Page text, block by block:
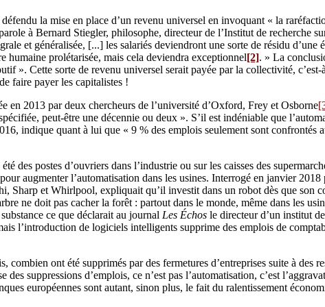
la mise en place d’un revenu universel en invoquant « la
à Bernard Stiegler, philosophe, directeur de l’Institut de recherche
et généralisée, [...] les salariés deviendront une sorte de résidu
humaine prolétarisée, mais cela deviendra exceptionnel[2]. » La
». Cette sorte de revenu universel serait payée par la collectivité,
faire payer les capitalistes !
en 2013 par deux chercheurs de l’université d’Oxford, Frey et Osborne
peut-être une décennie ou deux ». S’il est indéniable que
indique quant à lui que « 9 % des emplois seulement sont
des postes d’ouvriers dans l’industrie ou sur les caisses des
augmenter l’automatisation dans les usines. Interrogé en janvier
Sharp et Whirlpool, expliquait qu’il investit dans un robot dès que son
ne doit pas cacher la forêt : partout dans le monde, même dans les
ce que déclarait au journal Les Échos le directeur d’un institut
l’introduction de logiciels intelligents supprime des emplois de
ont été supprimés par des fermetures d’entreprises suite à des
suppressions d’emplois, ce n’est pas l’automatisation, c’est
européennes sont autant, sinon plus, le fait du ralentissement